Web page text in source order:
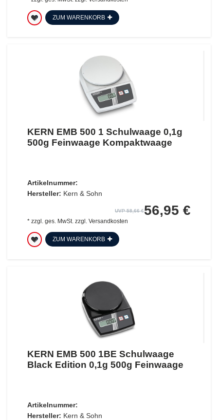
ZUM WARENKORB
KERN EMB 500 1 Schulwaage 0,1g
500g Feinwaage Kompaktwaage
Artikelnummer:
Hersteller: Kern & Sohn
UVP 58,66 €56,95 €
* zzgl. ges. MwSt.zzgl. Versandkosten
ZUM WARENKORB
KERN EMB 500 1BE Schulwaage
Black Edition 0,1g 500g Feinwaage
Artikelnummer:
Hersteller: Kern & Sohn